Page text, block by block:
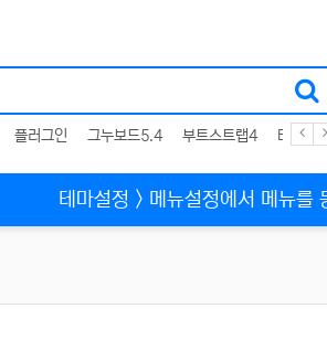
플러그인 그누보드5.4 부트스트랩4 테마
테마설정 > 메뉴설정에서 메뉴를